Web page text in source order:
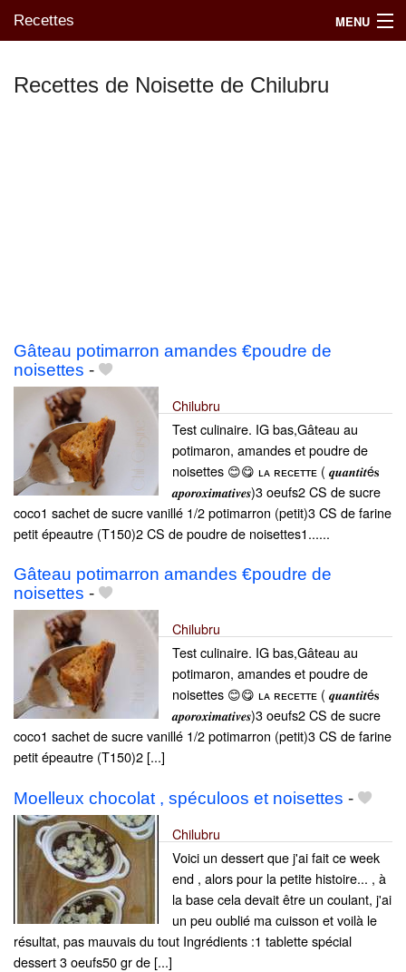
Recettes MENU
Recettes de Noisette de Chilubru
Gâteau potimarron amandes €poudre de
noisettes -
Chilubru
Test culinaire. IG bas,Gâteau au
potimaron, amandes et poudre de
noisettes 😊😋 ʟᴀ ʀᴇᴄᴇᴛᴛᴇ ( 𝒒𝒖𝒂𝒏𝒕𝒊𝒕é𝐬
𝒂𝒑𝒐𝒓𝒐𝒙𝒊𝒎𝒂𝒕𝒊𝒗𝒆𝒔)3 oeufs2 CS de sucre
coco1 sachet de sucre vanillé 1/2 potimarron (petit)3 CS de farine
petit épeautre (T150)2 CS de poudre de noisettes1......
Gâteau potimarron amandes €poudre de
noisettes -
Chilubru
Test culinaire. IG bas,Gâteau au
potimaron, amandes et poudre de
noisettes 😊😋 ʟᴀ ʀᴇᴄᴇᴛᴛᴇ ( 𝒒𝒖𝒂𝒏𝒕𝒊𝒕é𝐬
𝒂𝒑𝒐𝒓𝒐𝒙𝒊𝒎𝒂𝒕𝒊𝒗𝒆𝒔)3 oeufs2 CS de sucre
coco1 sachet de sucre vanillé 1/2 potimarron (petit)3 CS de farine
petit épeautre (T150)2 [...]
Moelleux chocolat , spéculoos et noisettes -
Chilubru
Voici un dessert que j'ai fait ce week
end , alors pour la petite histoire... , à
la base cela devait être un coulant, j'ai
un peu oublié ma cuisson et voilà le
résultat, pas mauvais du tout Ingrédients :1 tablette spécial
dessert 3 oeufs50 gr de [...]